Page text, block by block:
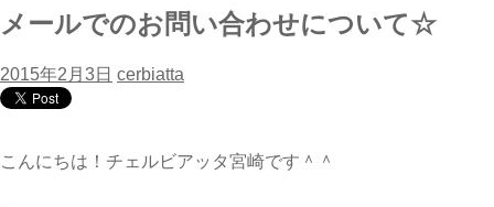
メールでのお問い合わせについて☆
2015年2月3日 cerbiatta
こんにちは！チェルビアッタ宮崎です＾＾